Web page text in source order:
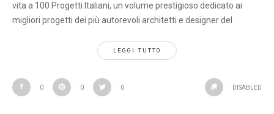
vita a 100 Progetti Italiani, un volume prestigioso dedicato ai
migliori progetti dei più autorevoli architetti e designer del
LEGGI TUTTO
0 0 0 DISABLED